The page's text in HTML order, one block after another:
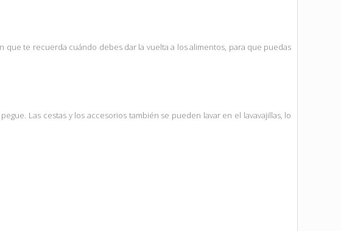
te recuerda cuándo debes dar la vuelta a los alimentos, para que puedas
Las cestas y los accesorios también se pueden lavar en el lavavajillas, lo